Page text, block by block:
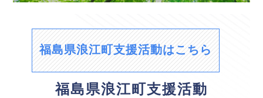
福島県浪江町支援活動はこちら
福島県浪江町支援活動